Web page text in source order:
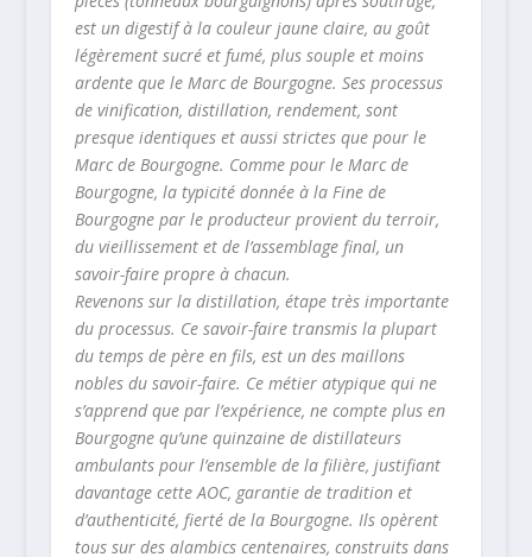
est un digestif à la couleur jaune claire, au goût
légèrement sucré et fumé, plus souple et moins
ardente que le Marc de Bourgogne. Ses processus
de vinification, distillation, rendement, sont
presque identiques et aussi strictes que pour le
Marc de Bourgogne. Comme pour le Marc de
Bourgogne, la typicité donnée à la Fine de
Bourgogne par le producteur provient du terroir,
du vieillissement et de l’assemblage final, un
savoir-faire propre à chacun.
Revenons sur la distillation, étape très importante
du processus. Ce savoir-faire transmis la plupart
du temps de père en fils, est un des maillons
nobles du savoir-faire. Ce métier atypique qui ne
s’apprend que par l’expérience, ne compte plus en
Bourgogne qu’une quinzaine de distillateurs
ambulants pour l’ensemble de la filière, justifiant
davantage cette AOC, garantie de tradition et
d’authenticité, fierté de la Bourgogne. Ils opèrent
tous sur des alambics centenaires, construits dans